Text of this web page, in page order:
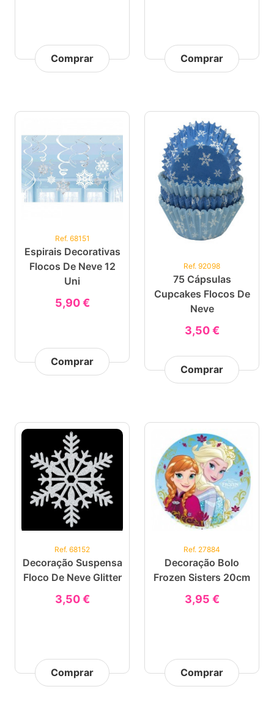
Comprar Comprar
Ref. 68151
Espirais Decorativas
Flocos De Neve 12
Uni
5,90 €
Comprar
Ref. 92098
75 Cápsulas
Cupcakes Flocos De
Neve
3,50 €
Comprar
Ref. 68152
Decoração Suspensa
Floco De Neve Glitter
3,50 €
Comprar
Ref. 27884
Decoração Bolo
Frozen Sisters 20cm
3,95 €
Comprar